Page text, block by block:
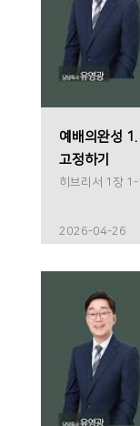
예배의완성
고정하기
히브리서 1장
2026-04-26